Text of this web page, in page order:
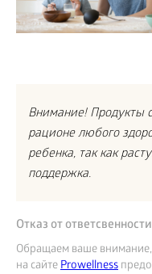
Внимание! Продукты
рационе любого
ребенка, так как
поддержка.
Отказ от ответсвенности
Обращаем ваше
на сайтеProwellness